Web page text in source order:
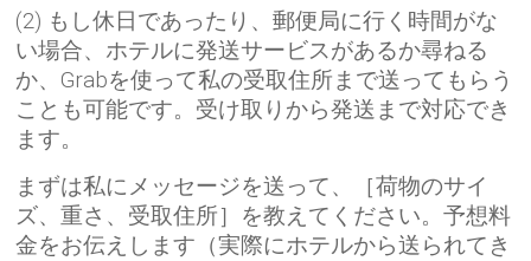
(2) もし休日であったり、郵便局に行く時間がな
い場合、ホテルに発送サービスがあるか尋ねる
か、Grabを使って私の受取住所まで送ってもらう
ことも可能です。受け取りから発送まで対応でき
ます。
まずは私にメッセージを送って、［荷物のサイ
ズ、重さ、受取住所］を教えてください。予想料
金をお伝えします（実際にホテルから送られてき